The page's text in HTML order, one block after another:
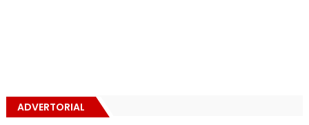
ADVERTORIAL